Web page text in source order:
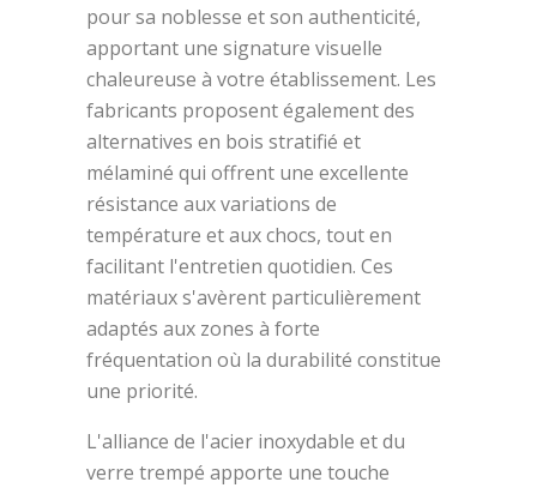
pour sa noblesse et son authenticité,
apportant une signature visuelle
chaleureuse à votre établissement. Les
fabricants proposent également des
alternatives en bois stratifié et
mélaminé qui offrent une excellente
résistance aux variations de
température et aux chocs, tout en
facilitant l'entretien quotidien. Ces
matériaux s'avèrent particulièrement
adaptés aux zones à forte
fréquentation où la durabilité constitue
une priorité.
L'alliance de l'acier inoxydable et du
verre trempé apporte une touche